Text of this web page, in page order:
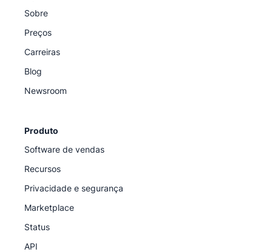
Sobre
Preços
Carreiras
Blog
Newsroom
Produto
Software de vendas
Recursos
Privacidade e segurança
Marketplace
Status
API